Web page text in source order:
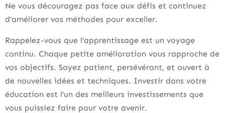
Ne vous découragez pas face aux défis et continuez
d’améliorer vos méthodes pour exceller.
Rappelez-vous que l’apprentissage est un voyage
continu. Chaque petite amélioration vous rapproche de
vos objectifs. Soyez patient, persévérant, et ouvert à
de nouvelles idées et techniques. Investir dans votre
éducation est l’un des meilleurs investissements que
vous puissiez faire pour votre avenir.